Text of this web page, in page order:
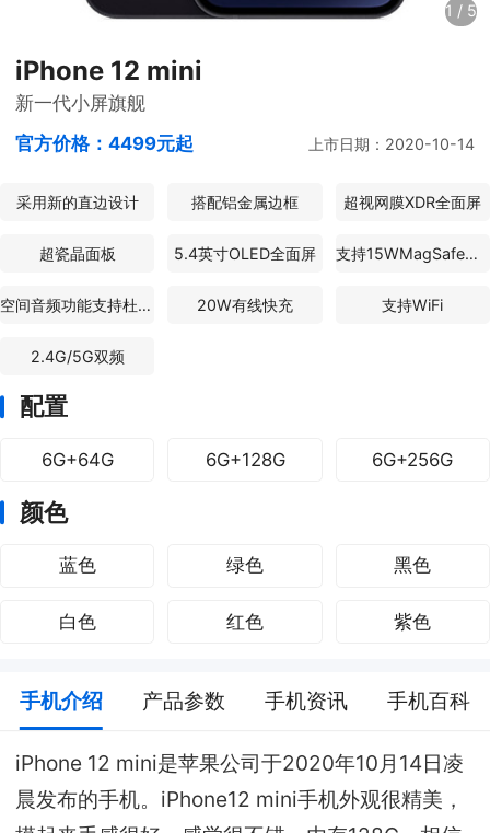
1 / 5
iPhone 12 mini
新一代小屏旗舰
官方价格：4499元起 上市日期：2020-10-14
采用新的直边设计 搭配铝金属边框 超视网膜XDR全面屏
超瓷晶面板 5.4英寸OLED全面屏 支持15WMagSafe无线充电
空间音频功能支持杜比全景声 20W有线快充 支持WiFi
2.4G/5G双频
配置
6G+64G 6G+128G 6G+256G
颜色
蓝色 绿色 黑色
白色 红色 紫色
手机介绍 产品参数 手机资讯 手机百科
iPhone 12 mini是苹果公司于2020年10月14日凌
晨发布的手机。iPhone12 mini手机外观很精美，